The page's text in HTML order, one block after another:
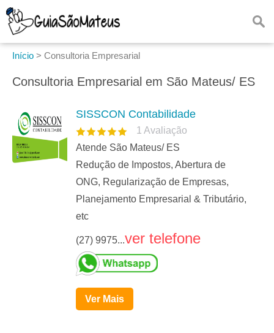
Início > Consultoria Empresarial
Consultoria Empresarial em São Mateus/ ES
SISSCON Contabilidade
1 Avaliação
Atende São Mateus/ ES
Redução de Impostos, Abertura de
ONG, Regularização de Empresas,
Planejamento Empresarial & Tributário,
etc
(27) 9975...ver telefone
Ver Mais